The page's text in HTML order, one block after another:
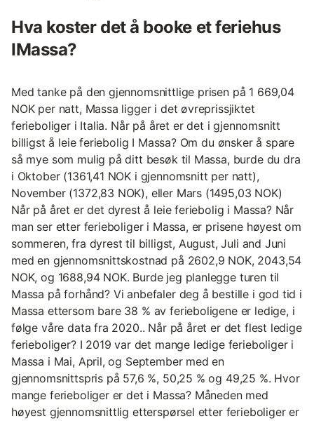
Hva koster det å booke et feriehus
IMassa?
Med tanke på den gjennomsnittlige prisen på 1 669,04
NOK per natt, Massa ligger i det øvreprissjiktet
ferieboliger i Italia. Når på året er det i gjennomsnitt
billigst å leie feriebolig I Massa? Om du ønsker å spare
så mye som mulig på ditt besøk til Massa, burde du dra
i Oktober (1361,41 NOK i gjennomsnitt per natt),
November (1372,83 NOK), eller Mars (1495,03 NOK)
Når på året er det dyrest å leie feriebolig i Massa? Når
man ser etter ferieboliger i Massa, er prisene høyest om
sommeren, fra dyrest til billigst, August, Juli and Juni
med en gjennomsnittskostnad på 2602,9 NOK, 2043,54
NOK, og 1688,94 NOK. Burde jeg planlegge turen til
Massa på forhånd? Vi anbefaler deg å bestille i god tid i
Massa ettersom bare 38 % av ferieboligene er ledige, i
følge våre data fra 2020.. Når på året er det flest ledige
ferieboliger? I 2019 var det mange ledige ferieboliger i
Massa i Mai, April, og September med en
gjennomsnittspris på 57,6 %, 50,25 % og 49,25 %. Hvor
mange ferieboliger er det i Massa? Måneden med
høyest gjennomsnittlig etterspørsel etter ferieboliger er